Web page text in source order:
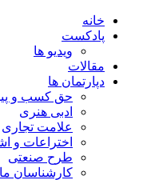
خانه
پادکست
ویدیو ها
مقالات
دپارتمان ها
حق کسب و
ادبی هنری
علامت تجاری
اختراعات و
طرح صنعتی
کارشناسان